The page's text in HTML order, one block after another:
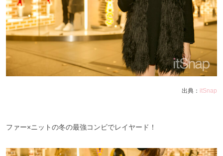
出典： itSnap
ファー×ニットの冬の最強コンビでレイヤード！